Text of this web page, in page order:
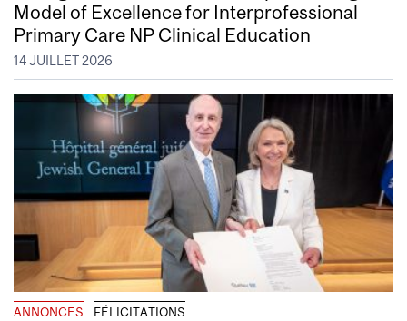
Model of Excellence for Interprofessional
Primary Care NP Clinical Education
14 JUILLET 2026
ANNONCES FÉLICITATIONS